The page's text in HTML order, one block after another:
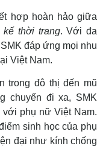
hợp hoàn hảo giữa
kế thời trang. Với đa
đáp ứng mọi nhu
Việt Nam.
trong đô thị đến mũ
chuyến đi xa, SMK
với phụ nữ Việt Nam.
sinh học của phụ
đại như kính chống